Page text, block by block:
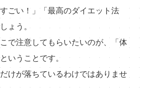
ごい！」「最高のダイエット法
ょう。
で注意してもらいたいのが、「体
いうことです。
けが落ちているわけではありませ